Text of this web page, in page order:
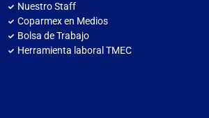
Nuestro Staff
Coparmex en Medios
Bolsa de Trabajo
Herramienta laboral TMEC